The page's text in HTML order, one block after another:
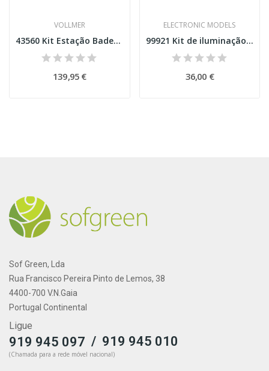
VOLLMER
43560 Kit Estação Baden-Baden Esc H0
139,95 €
ELECTRONIC MODELS
99921 Kit de iluminação para 3 carruagens...
36,00 €
Sof Green, Lda
Rua Francisco Pereira Pinto de Lemos, 38
4400-700 V.N.Gaia
Portugal Continental
Ligue
919 945 097 / 919 945 010
(Chamada para a rede móvel nacional)